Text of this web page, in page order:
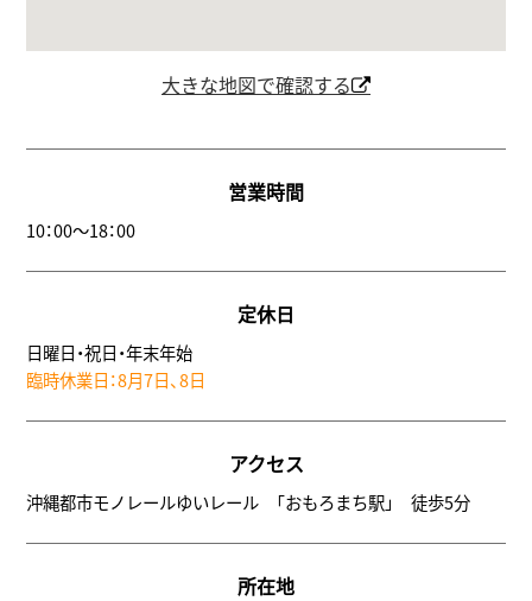
大きな地図で確認する
営業時間
10：00～18：00
定休日
日曜日・祝日・年末年始
臨時休業日：8月7日、8日
アクセス
沖縄都市モノレールゆいレール 「おもろまち駅」 徒歩5分
所在地